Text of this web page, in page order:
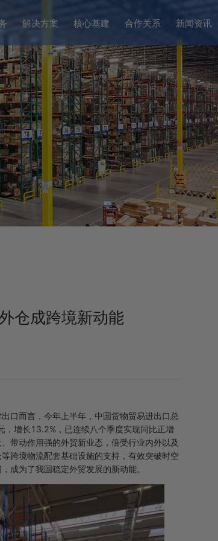
解决方案 核心基建 合作关系 新闻资讯
仓成跨境新动能
口而言，今年上半年，中国货物贸易进出口总
增长13.2%，已连续八个季度实现同比正增
带动作用强的外贸新业态，倍受行业内外以及
跨境物流配套基础设施的支持，有效突破时空
成为了我国稳定外贸发展的新动能。